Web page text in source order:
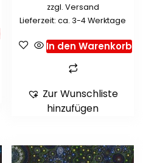
zzgl. Versand
Lieferzeit: ca. 3-4 Werktage
In den Warenkorb
Zur Wunschliste
hinzufügen